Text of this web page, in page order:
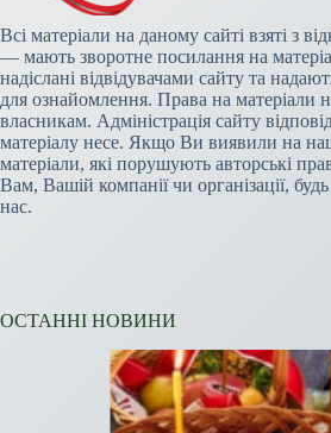
Всі матеріали на даному сайті взяті з
— мають зворотне посилання на
надіслані відвідувачами сайту та
для ознайомлення. Права на матеріали
власникам. Адміністрація сайту
матеріалу несе. Якщо Ви виявили на
матеріали, які порушують авторські
Вам, Вашій компанії чи організації,
нас.
ОСТАННІ НОВИНИ